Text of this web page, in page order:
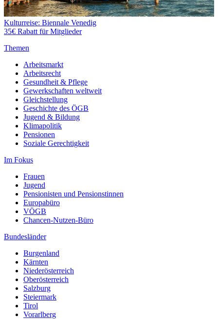
Kulturreise: Biennale Venedig
35€ Rabatt für Mitglieder
Themen
Arbeitsmarkt
Arbeitsrecht
Gesundheit & Pflege
Gewerkschaften weltweit
Gleichstellung
Geschichte des ÖGB
Jugend & Bildung
Klimapolitik
Pensionen
Soziale Gerechtigkeit
Im Fokus
Frauen
Jugend
Pensionisten und Pensionstinnen
Europabüro
VÖGB
Chancen-Nutzen-Büro
Bundesländer
Burgenland
Kärnten
Niederösterreich
Oberösterreich
Salzburg
Steiermark
Tirol
Vorarlberg